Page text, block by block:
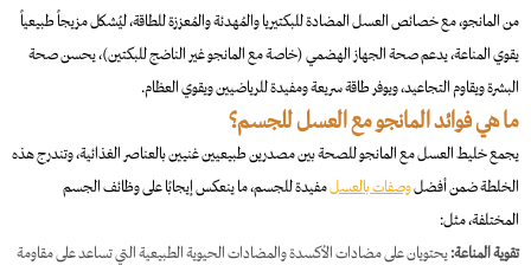
من المانجو، مع خصائص العسل المضادة للبكتيريا والمُهدئة والمُعززة للطاقة، ليُشكل مزيجاً طبيعياً
يقوي المناعة، يدعم صحة الجهاز الهضمي (خاصة مع المانجو غير الناضج للبكتين)، يحسن صحة
البشرة ويقاوم التجاعيد، ويوفر طاقة سريعة ومفيدة للرياضيين ويقوي العظام.
ما هي فوائد المانجو مع العسل للجسم؟
يجمع خليط العسل مع المانجو للصحة بين مصدرين طبيعيين غنيين بالعناصر الغذائية، وتندرج هذه
الخلطة ضمن أفضلوصفات بالعسلمفيدة للجسم، ما ينعكس إيجابًا على وظائف الجسم
المختلفة، مثل:
تقوية المناعة:يحتويان على مضادات الأكسدة والمضادات الحيوية الطبيعية التي تساعد على مقاومة